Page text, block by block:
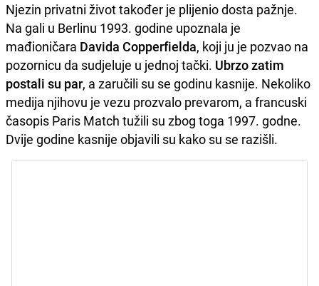
Njezin privatni život također je plijenio dosta pažnje.
Na gali u Berlinu 1993. godine upoznala je
mađioničara Davida Copperfielda, koji ju je pozvao na
pozornicu da sudjeluje u jednoj tački. Ubrzo zatim
postali su par, a zaručili su se godinu kasnije. Nekoliko
medija njihovu je vezu prozvalo prevarom, a francuski
časopis Paris Match tužili su zbog toga 1997. godne.
Dvije godine kasnije objavili su kako su se razišli.